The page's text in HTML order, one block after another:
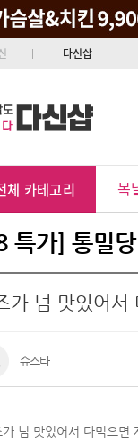
다신샵
체 카테고리 복
특가] 통밀
가 넘 맛있어서
슈스타
가 넘 맛있어서 다먹으면